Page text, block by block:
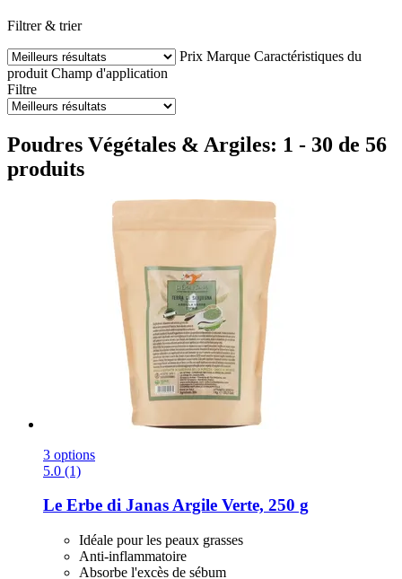
Filtrer & trier
Prix Marque Caractéristiques du
produit Champ d'application
Filtre
Poudres Végétales & Argiles: 1 - 30 de 56
produits
3 options
5.0 (1)
Le Erbe di JanasArgile Verte, 250 g
Idéale pour les peaux grasses
Anti-inflammatoire
Absorbe l'excès de sébum